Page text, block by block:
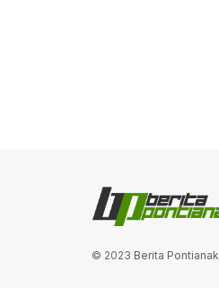
© 2023 Berita Pontianak